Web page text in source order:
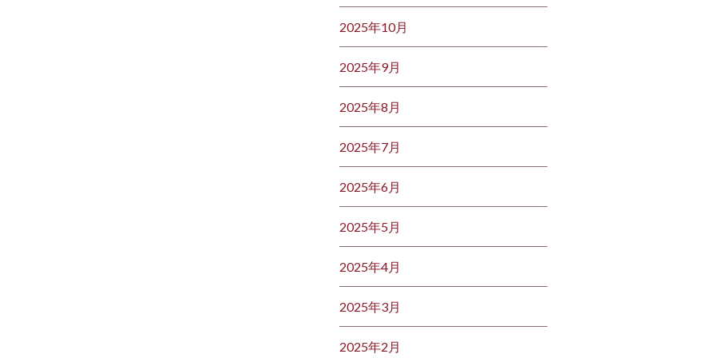
2025年10月
2025年9月
2025年8月
2025年7月
2025年6月
2025年5月
2025年4月
2025年3月
2025年2月